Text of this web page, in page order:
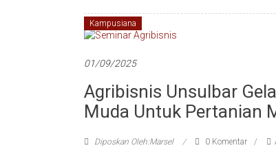
Kampusiana
01/09/2025
Agribisnis Unsulbar
Muda Untuk Pertanian
Diposkan Oleh:Marsel 0 Komentar